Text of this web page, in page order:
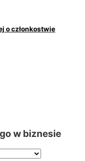
o członkostwie
w biznesie